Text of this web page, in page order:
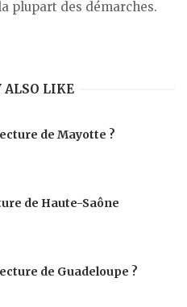
plupart des démarches.
ALSO LIKE
de Mayotte ?
de Haute-Saône
de Guadeloupe ?